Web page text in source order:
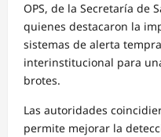
OPS, de la Secretaría de
quienes destacaron la
sistemas de alerta
interinstitucional para
brotes.
Las autoridades
permite mejorar la